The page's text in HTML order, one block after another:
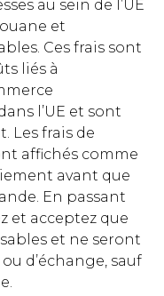
au sein de l’UE
et
Ces frais sont
liés à
l’UE et sont
Les frais de
affichés comme
avant que
En passant
et acceptez que
et ne seront
d’échange, sauf